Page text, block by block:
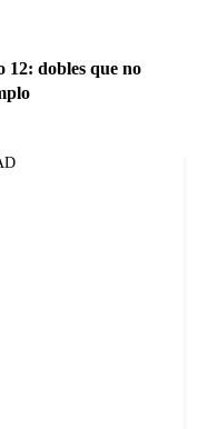
12: dobles que no